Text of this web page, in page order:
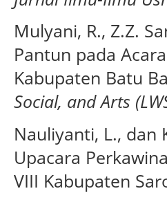
Mulyani, R., Z.Z.
Pantun pada
Kabupaten Batu
Social, and Arts
Nauliyanti, L., dan
Upacara
VIII Kabupaten